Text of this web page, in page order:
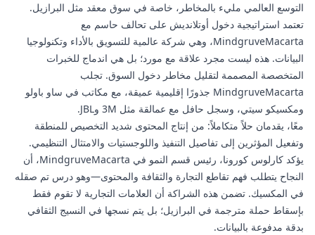
التوسع العالمي مليء بالمخاطر، خاصة في سوق معقد مثل البرازيل.
تعتمد استراتيجية دخول أوتلانديش على تحالف حاسم مع
MindgruveMacarta، وهي شركة عالمية للتسويق بالأداء وتكنولوجيا
البيانات. هذه ليست مجرد علاقة مع مورد؛ بل هي اندماج للخبرات
المتخصصة المصممة لتقليل مخاطر دخول السوق. تجلب
MindgruveMacarta جذورًا إقليمية عميقة، مع مكاتب في ساو باولو
ومكسيكو سيتي، وسجل حافل مع عمالقة مثل 3M وJBL.
معًا، يقدمان حلاً متكاملاً: من إنتاج المحتوى شديد التخصيص للمنطقة
وتفعيل المؤثرين إلى تفاصيل التنفيذ واللوجستيات والامتثال التنظيمي.
يؤكد كارلوس كورونا، رئيس قسم النمو في MindgruveMacarta، أن
النجاح يتطلب فهم تقاطع التجارة والثقافة والمحتوى—وهو درس تم صقله
في المكسيك. تضمن هذه الشراكة أن العلامات التجارية لا تقوم فقط
بإسقاط حملة مترجمة في البرازيل؛ بل يتم نسجها في النسيج الثقافي
بدقة مدفوعة بالبيانات.